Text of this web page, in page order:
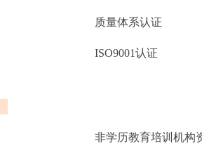
质量体系认证
ISO9001认证
非学历教育培训机构